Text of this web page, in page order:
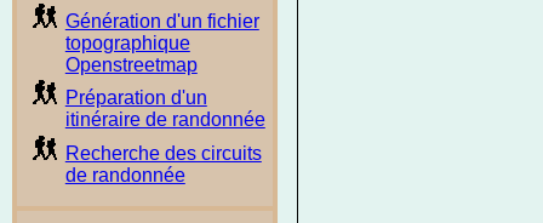
Génération d'un fichier
topographique
Openstreetmap
Préparation d'un
itinéraire de randonnée
Recherche des circuits
de randonnée